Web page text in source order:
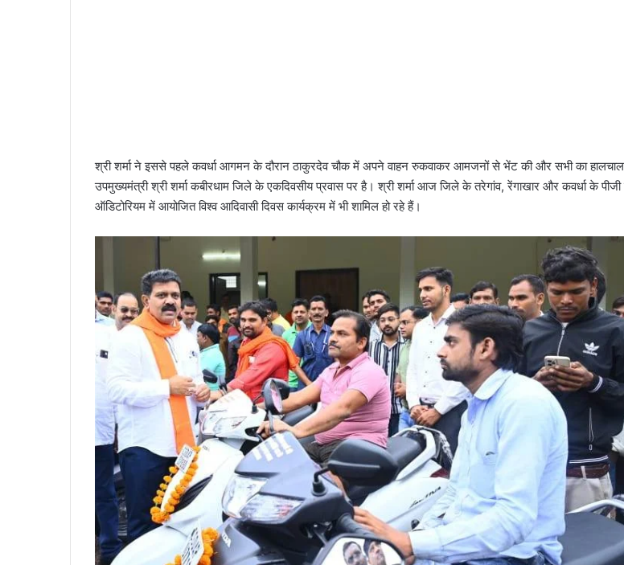
श्री शर्मा ने इससे पहले कवर्धा आगमन के दौरान ठाकुरदेव चौक में अपने वाहन रुकवाकर आमजनों से भेंट की और सभी का हालचाल
उपमुख्यमंत्री श्री शर्मा कबीरधाम जिले के एकदिवसीय प्रवास पर है। श्री शर्मा आज जिले के तरेगांव, रेंगाखार और कवर्धा के
ऑडिटोरियम में आयोजित विश्व आदिवासी दिवस कार्यक्रम में भी शामिल हो रहे हैं।